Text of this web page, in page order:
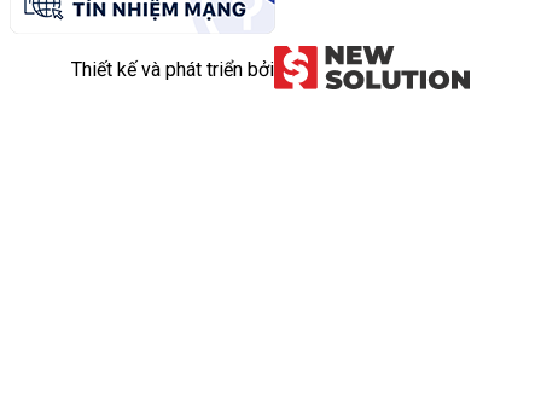
Thiết kế và phát triển bởi